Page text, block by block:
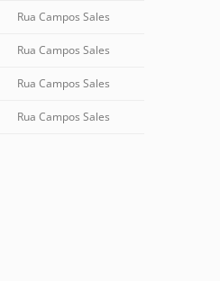
Rua Campos Sales
Rua Campos Sales
Rua Campos Sales
Rua Campos Sales